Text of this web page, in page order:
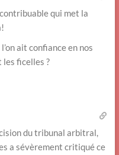
qui met la
ait confiance en nos
ficelles ?
du tribunal arbitral,
a sévèrement critiqué ce